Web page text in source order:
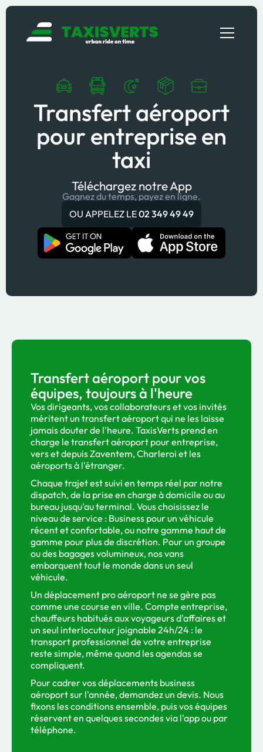
Transfert aéroport
pour entreprise en
taxi
Téléchargez notre App
Gagnez du temps, payez en ligne.
OU APPELEZ LE02 349 49 49
Transfert aéroport pour vos
équipes, toujours à l'heure
Vos dirigeants, vos collaborateurs et vos invités
méritent un transfert aéroport qui ne les laisse
jamais douter de l'heure. TaxisVerts prend en
charge le transfert aéroport pour entreprise,
vers et depuis Zaventem, Charleroi et les
aéroports à l'étranger.
Chaque trajet est suivi en temps réel par notre
dispatch, de la prise en charge à domicile ou au
bureau jusqu'au terminal. Vous choisissez le
niveau de service : Business pour un véhicule
récent et confortable, ou notre gamme haut de
gamme pour plus de discrétion. Pour un groupe
ou des bagages volumineux, nos vans
embarquent tout le monde dans un seul
véhicule.
Un déplacement pro aéroport ne se gère pas
comme une course en ville. Compte entreprise,
chauffeurs habitués aux voyageurs d'affaires et
un seul interlocuteur joignable 24h/24 : le
transport professionnel de votre entreprise
reste simple, même quand les agendas se
compliquent.
Pour cadrer vos déplacements business
aéroport sur l'année, demandez un devis. Nous
fixons les conditions ensemble, puis vos équipes
réservent en quelques secondes via l'app ou par
téléphone.